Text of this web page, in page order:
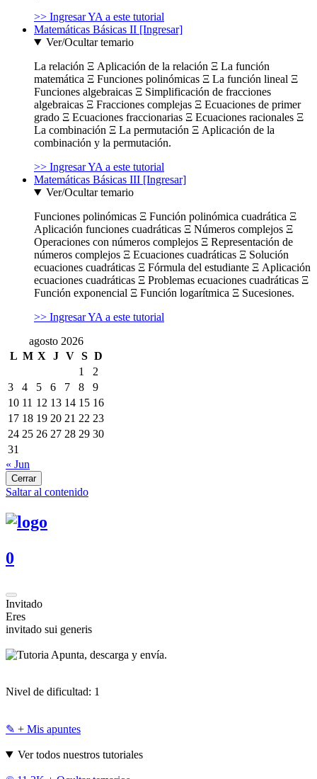
>> Ingresar YA a este tutorial
Matemáticas Básicas II [Ingresar]
Ver/Ocultar temario
La relación Ξ Aplicación de la relación Ξ La función
matemática Ξ Funciones polinómicas Ξ La función lineal Ξ
Funciones algebraicas Ξ Simplificación de fracciones
algebraicas Ξ Fracciones complejas Ξ Ecuaciones de primer
grado Ξ Ecuaciones fraccionarias Ξ Ecuaciones racionales Ξ
La combinación Ξ La permutación Ξ Aplicación de la
combinación y la permutación.
>> Ingresar YA a este tutorial
Matemáticas Básicas III [Ingresar]
Ver/Ocultar temario
Funciones polinómicas Ξ Función polinómica cuadrática Ξ
Aplicación funciones cuadráticas Ξ Números complejos Ξ
Operaciones con números complejos Ξ Representación de
números complejos Ξ Ecuaciones cuadráticas Ξ Solución
ecuaciones cuadráticas Ξ Fórmula del estudiante Ξ Aplicación
ecuaciones cuadráticas Ξ Problemas ecuaciones cuadráticas Ξ
Función exponencial Ξ Función logarítmica Ξ Sucesiones.
>> Ingresar YA a este tutorial
agosto 2026
L M X J V S D
1
2
3
4 5 6 7 8
9
10 11 12 13 14 15 16
17 18 19 20 21 22 23
24 25 26 27 28 29 30
31
« Jun
Cerrar
Saltar al contenido
0
Invitado
Eres
invitado sui generis
Apunta, descarga y envía.
Nivel de dificultad: 1
✎ + Mis apuntes
Ver todos nuestros tutoriales